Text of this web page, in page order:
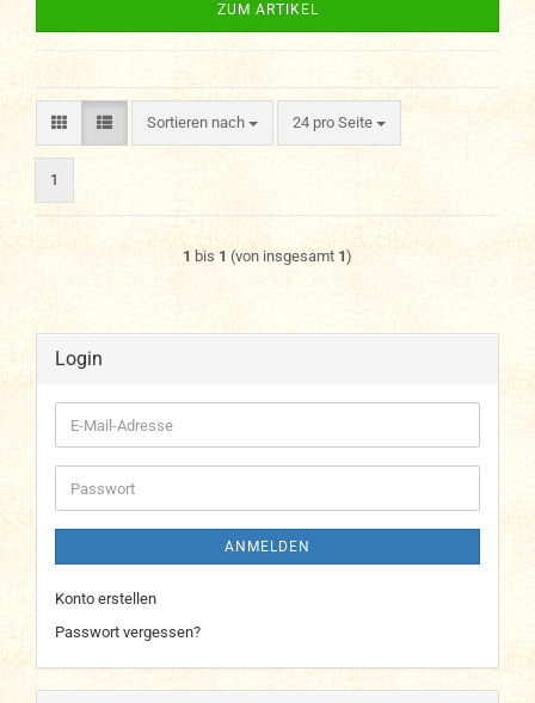
ZUM ARTIKEL
Sortieren nach
Sortieren nach 24 pro Seite
pro Seite
1
1 bis1 (von insgesamt 1)
Login
E-
Mail-
Adresse
Passwort
ANMELDEN
Konto erstellen
Passwort vergessen?